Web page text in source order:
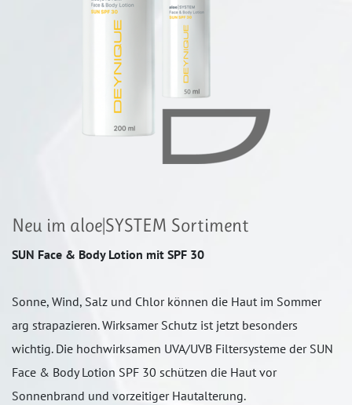
Neu im aloe|SYSTEM Sortiment
SUN Face & Body Lotion mit SPF 30
Sonne, Wind, Salz und Chlor können die Haut im Sommer
arg strapazieren. Wirksamer Schutz ist jetzt besonders
wichtig. Die hochwirksamen UVA/UVB Filtersysteme der SUN
Face & Body Lotion SPF 30 schützen die Haut vor
Sonnenbrand und vorzeitiger Hautalterung.